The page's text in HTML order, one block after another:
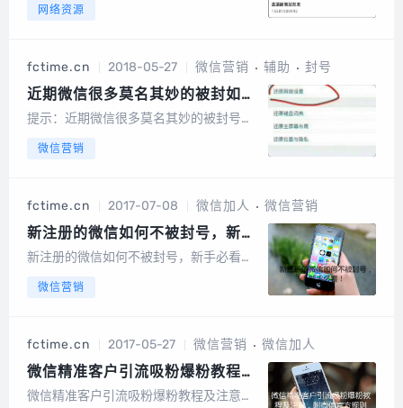
点赞等，是你的得力助手【温馨提示】1、
供整理；2、微商类软件变化太快，本站
不保证...
网络资源
fctime.cn 2018-05-27 微信营销 辅助 封号
近期微信很多莫名其妙的被封如何
操作？
提示：近期微信很多莫名其妙的被封号如
都经常莫名其妙的被封，所以，我们尽量
络，就开关一下飞行模式；2、用无线网
络的，重...
微信营销
fctime.cn 2017-07-08 微信加人 微信营销
新注册的微信如何不被封号，新手
必看！
新注册的微信如何不被封号，新手必看！
信号已经很正常了，工作号和私人号分
止被封呢？尤其是有商...
微信营销
fctime.cn 2017-05-27 微信营销 微信加人
微信精准客户引流吸粉爆粉教程及
注意，附微信官方规则
微信精准客户引流吸粉爆粉教程及注意，